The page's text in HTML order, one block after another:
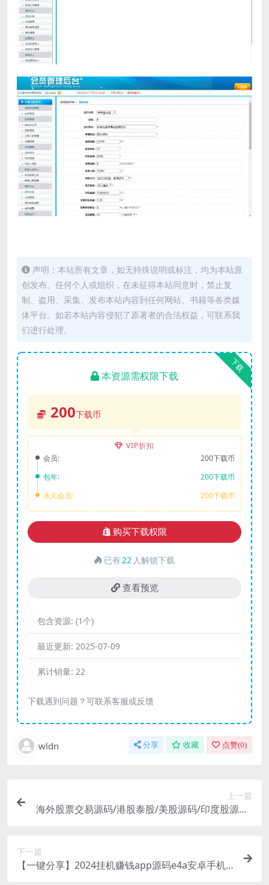
声明：本站所有文章，如无特殊说明或标注，均为本站原
创发布。任何个人或组织，在未征得本站同意时，禁止复
制、盗用、采集、发布本站内容到任何网站、书籍等各类媒
体平台。如若本站内容侵犯了原著者的合法权益，可联系我
们进行处理。
下载
本资源需权限下载
200下载币
VIP折扣
会员:
200下载币
包年:
200下载币
永久会员:
200下载币
购买下载权限
已有22 人解锁下载
查看预览
包含资源: (1个)
最近更新: 2025-07-09
累计销量: 22
下载遇到问题？可联系客服或反馈
wldn 分享 收藏 点赞(0)
上一篇
海外股票交易源码/港股泰股/美股源码/印度股源码/
下一篇
【一键分享】2024挂机赚钱app源码e4a安卓手机